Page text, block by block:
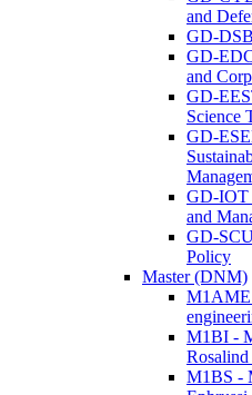
and
GD-
GD-
and
GD-
Science
GD-
GD-IOT
and
GD-
Policy
Master (DNM)
M1AME
M1BI -
M1BS -